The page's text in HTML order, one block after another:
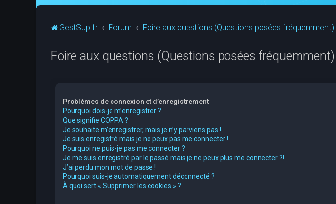
GestSup.fr Forum Foire aux questions (Questions posées fréquemment)
Foire aux questions (Questions posées fréquemment)
Problèmes de connexion et d’enregistrement
Pourquoi dois-je m’enregistrer ?
Que signifie COPPA ?
Je souhaite m’enregistrer, mais je n’y parviens pas !
Je suis enregistré mais je ne peux pas me connecter !
Pourquoi ne puis-je pas me connecter ?
Je me suis enregistré par le passé mais je ne peux plus me connecter ?!
J’ai perdu mon mot de passe !
Pourquoi suis-je automatiquement déconnecté ?
À quoi sert « Supprimer les cookies » ?